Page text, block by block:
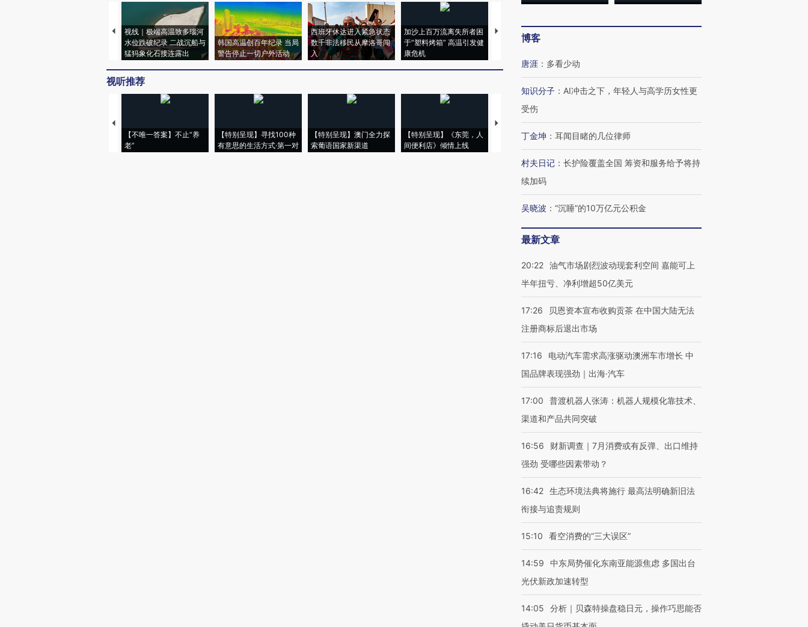
视线｜极端高温致多瑙河
水位跌破纪录 二战沉船与
猛犸象化石接连露出
韩国高温创百年纪录 当局
警告停止一切户外活动
西班牙休达进入紧急状态
数千非法移民从摩洛哥闯
入
加沙上百万流离失所者困
于“塑料烤箱” 高温引发健
康危机
视线｜HYROX的吸金
术：是什么让中产们甘
视听推荐
【不唯一答案】不止“养
老”
【特别呈现】寻找100种
有意思的生活方式·第一对
【特别呈现】澳门全力探
索葡语国家新渠道
【特别呈现】《东莞，人
间便利店》倾情上线
【推广】走进第四届链博
会，让数智科技“链”接产
【特别呈现】寻找100种
【商旅对话】华住集团
博客
唐涯 ： 多看少动
知识分子 ： AI冲击之下，年轻人与高学历女性更
受伤
丁金坤 ： 耳闻目睹的几位律师
村夫日记 ： 长护险覆盖全国 筹资和服务给予将持
续加码
吴晓波 ： “沉睡”的10万亿元公积金
最新文章
20:22 油气市场剧烈波动现套利空间 嘉能可上
半年扭亏、净利增超50亿美元
17:26
贝恩资本宣布收购贡茶 在中国大陆无法
注册商标后退出市场
17:16
电动汽车需求高涨驱动澳洲车市增长 中
国品牌表现强劲｜出海·汽车
17:00
普渡机器人张涛：机器人规模化靠技术、
渠道和产品共同突破
16:56
财新调查｜7月消费或有反弹、出口维持
强劲 受哪些因素带动？
16:42 生态环境法典将施行 最高法明确新旧法
衔接与追责规则
15:10 看空消费的“三大误区”
14:59
中东局势催化东南亚能源焦虑 多国出台
光伏新政加速转型
14:05
分析｜贝森特操盘稳日元，操作巧思能否